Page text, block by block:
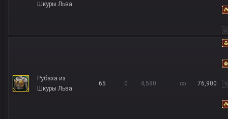
Шкуры Льва
Рубаха из
Шкуры Льва
65 0 4,580 ∞ 76,900